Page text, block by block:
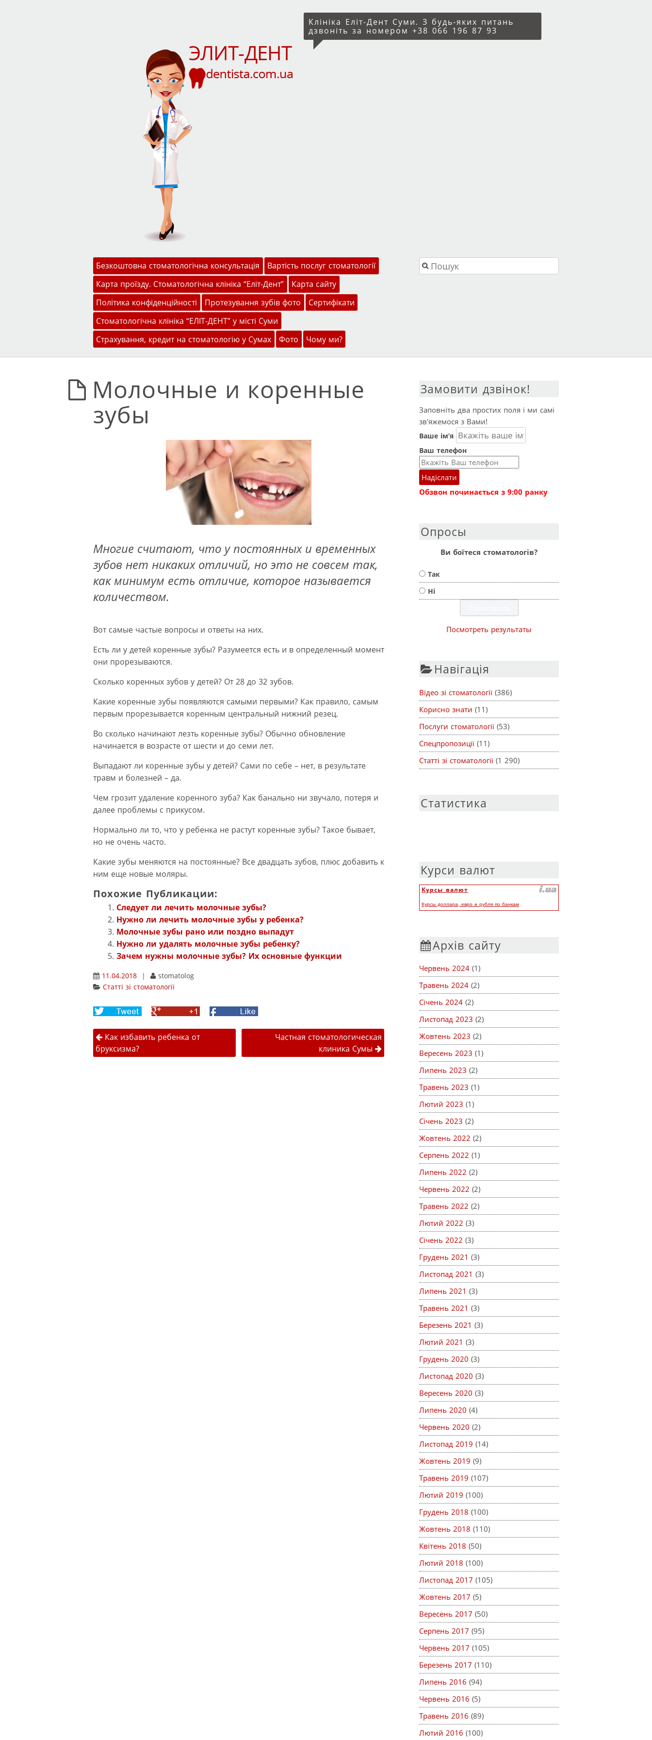
Клініка Еліт-Дент Суми. З будь-яких питань
дзвоніть за номером +38 066 196 87 93
Меню
Перейти до змісту
Безкоштовна стоматологічна консультація
Вартість послуг стоматології
Карта проїзду. Стоматологічна клініка “Еліт-Дент”
Карта сайту
Політика конфіденційності
Протезування зубів фото
Сертифікати
Стоматологічна клініка “ЕЛІТ-ДЕНТ” у місті Суми
Страхування, кредит на стоматологію у Сумах
Фото Чому ми?
Пошук
Молочные и коренные
зубы
Многие считают, что у постоянных и временных
зубов нет никаких отличий, но это не совсем так,
как минимум есть отличие, которое называется
количеством.
Вот самые частые вопросы и ответы на них.
Есть ли у детей коренные зубы? Разумеется есть и в определенный момент
они прорезываются.
Сколько коренных зубов у детей? От 28 до 32 зубов.
Какие коренные зубы появляются самыми первыми? Как правило, самым
первым прорезывается коренным центральный нижний резец.
Во сколько начинают лезть коренные зубы? Обычно обновление
начинается в возрасте от шести и до семи лет.
Выпадают ли коренные зубы у детей? Сами по себе – нет, в результате
травм и болезней – да.
Чем грозит удаление коренного зуба? Как банально ни звучало, потеря и
далее проблемы с прикусом.
Нормально ли то, что у ребенка не растут коренные зубы? Такое бывает,
но не очень часто.
Какие зубы меняются на постоянные? Все двадцать зубов, плюс добавить к
ним еще новые моляры.
Похожие Публикации:
Следует ли лечить молочные зубы?
Нужно ли лечить молочные зубы у ребенка?
Молочные зубы рано или поздно выпадут
Нужно ли удалять молочные зубы ребенку?
Зачем нужны молочные зубы? Их основные функции
11.04.2018 |
stomatolog
Статті зі стоматології
Share
Twitter
Share
Google+
Facebook
Навігація публікаціями
Как избавить ребенка от
бруксизма?
Частная стоматологическая
клиника Сумы
Замовити дзвінок!
Заповніть два простих поля і ми самі
зв'яжемося з Вами!
Ваше ім’я
Ваш телефон
Надіслати
Обзвон починається з 9:00 ранку
Опросы
Ви боїтеся стоматологів?
Так
Ні
Посмотреть результаты
Навігація
Відео зі стоматології (386)
Корисно знати (11)
Послуги стоматології (53)
Спецпропозиції (11)
Статті зі стоматології (1 290)
Статистика
Курси валют
Курсы валют
Курсы доллара, евро и рубля по банкам
Архів сайту
Червень 2024 (1)
Травень 2024 (2)
Січень 2024 (2)
Листопад 2023 (2)
Жовтень 2023 (2)
Вересень 2023 (1)
Липень 2023 (2)
Травень 2023 (1)
Лютий 2023 (1)
Січень 2023 (2)
Жовтень 2022 (2)
Серпень 2022 (1)
Липень 2022 (2)
Червень 2022 (2)
Травень 2022 (2)
Лютий 2022 (3)
Січень 2022 (3)
Грудень 2021 (3)
Листопад 2021 (3)
Липень 2021 (3)
Травень 2021 (3)
Березень 2021 (3)
Лютий 2021 (3)
Грудень 2020 (3)
Листопад 2020 (3)
Вересень 2020 (3)
Липень 2020 (4)
Червень 2020 (2)
Листопад 2019 (14)
Жовтень 2019 (9)
Травень 2019 (107)
Лютий 2019 (100)
Грудень 2018 (100)
Жовтень 2018 (110)
Квітень 2018 (50)
Лютий 2018 (100)
Листопад 2017 (105)
Жовтень 2017 (5)
Вересень 2017 (50)
Серпень 2017 (95)
Червень 2017 (105)
Березень 2017 (110)
Липень 2016 (94)
Червень 2016 (5)
Травень 2016 (89)
Лютий 2016 (100)